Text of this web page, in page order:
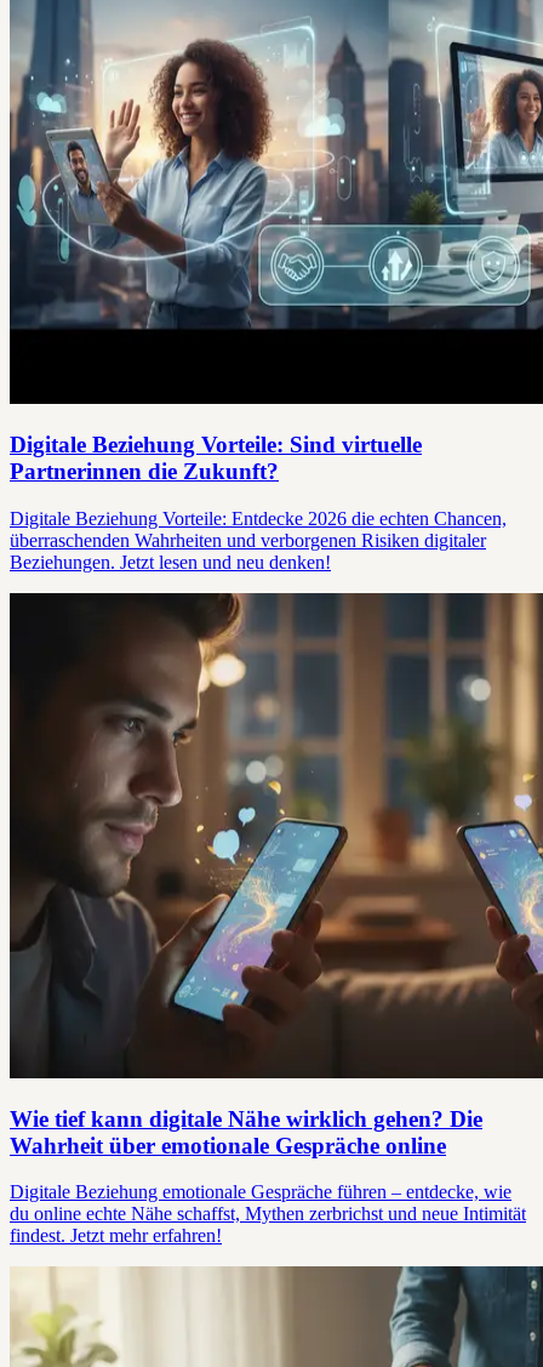
Digitale Beziehung Vorteile: Sind virtuelle
Partnerinnen die Zukunft?
Digitale Beziehung Vorteile: Entdecke 2026 die echten Chancen,
überraschenden Wahrheiten und verborgenen Risiken digitaler
Beziehungen. Jetzt lesen und neu denken!
Wie tief kann digitale Nähe wirklich gehen? Die
Wahrheit über emotionale Gespräche online
Digitale Beziehung emotionale Gespräche führen – entdecke, wie
du online echte Nähe schaffst, Mythen zerbrichst und neue Intimität
findest. Jetzt mehr erfahren!